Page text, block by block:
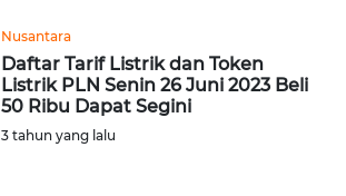
Nusantara
Daftar Tarif Listrik dan Token
Listrik PLN Senin 26 Juni 2023 Beli
50 Ribu Dapat Segini
3 tahun yang lalu